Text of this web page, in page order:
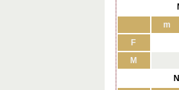
m
F
M